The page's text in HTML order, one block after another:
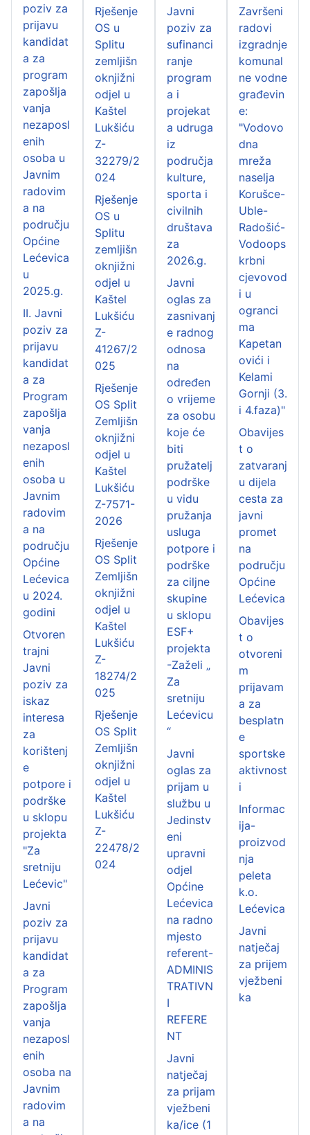
poziv za
prijavu
kandidat
a za
program
zapošlja
vanja
nezaposl
enih
osoba u
Javnim
radovim
a na
području
Općine
Lećevica
u
2025.g.
II. Javni
poziv za
prijavu
kandidat
a za
Program
zapošlja
vanja
nezaposl
enih
osoba u
Javnim
radovim
a na
području
Općine
Lećevica
u 2024.
godini
Otvoren
trajni
Javni
poziv za
iskaz
interesa
za
korištenj
e
potpore i
podrške
u sklopu
projekta
"Za
sretniju
Lećevic"
Javni
poziv za
prijavu
kandidat
a za
Program
zapošlja
vanja
nezaposl
enih
osoba na
Javnim
radovim
a na
Rješenje
OS u
Splitu
zemljišn
oknjižni
odjel u
Kaštel
Lukšiću
Z-
32279/2
024
Rješenje
OS u
Splitu
zemljišn
oknjižni
odjel u
Kaštel
Lukšiću
Z-
41267/2
025
Rješenje
OS Split
Zemljišn
oknjižni
odjel u
Kaštel
Lukšiću
Z-7571-
2026
Rješenje
OS Split
Zemljišn
oknjižni
odjel u
Kaštel
Lukšiću
Z-
18274/2
025
Rješenje
OS Split
Zemljišn
oknjižni
odjel u
Kaštel
Lukšiću
Z-
22478/2
024
Javni
poziv za
sufinanci
ranje
program
a i
projekat
a udruga
iz
područja
kulture,
sporta i
civilnih
društava
za
2026.g.
Javni
oglas za
zasnivanj
e radnog
odnosa
na
određen
o vrijeme
za osobu
koje će
biti
pružatelj
podrške
u vidu
pružanja
usluga
potpore i
podrške
za ciljne
skupine
u sklopu
ESF+
projekta
-Zaželi „
Za
sretniju
Lećevicu
“
Javni
oglas za
prijam u
službu u
Jedinstv
eni
upravni
odjel
Općine
Lećevica
na radno
mjesto
referent-
ADMINIS
TRATIVN
I
REFERE
NT
Javni
natječaj
za prijam
vježbeni
ka/ice (1
Završeni
radovi
izgradnje
komunal
ne vodne
građevin
e:
"Vodovo
dna
mreža
naselja
Korušce-
Uble-
Radošić-
Vodoops
krbni
cjevovod
i u
ogranci
ma
Kapetan
ovići i
Kelami
Gornji (3.
i 4.faza)"
Obavijes
t o
zatvaranj
u dijela
cesta za
javni
promet
na
području
Općine
Lećevica
Obavijes
t o
otvoreni
m
prijavam
a za
besplatn
e
sportske
aktivnost
i
Informac
ija-
proizvod
nja
peleta
k.o.
Lećevica
Javni
natječaj
za prijem
vježbeni
ka